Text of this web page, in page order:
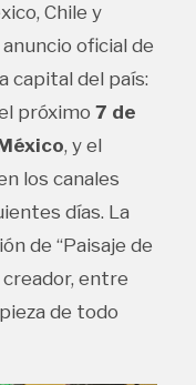
Chile y
oficial de
capital del país:
próximo 7 de
, y el
los canales
días. La
de “Paisaje de
creador, entre
de todo